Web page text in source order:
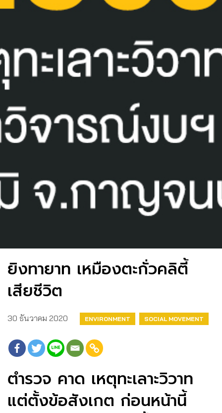
ยิงทายาท เหมืองตะกั่วคลิตี้
เสียชีวิต
30 ธันวาคม 2020 ENVIRONMENT SOCIAL MOVEMENT
ตำรวจ คาด เหตุทะเลาะวิวาท
แต่ตั้งข้อสังเกต ก่อนหน้านี้